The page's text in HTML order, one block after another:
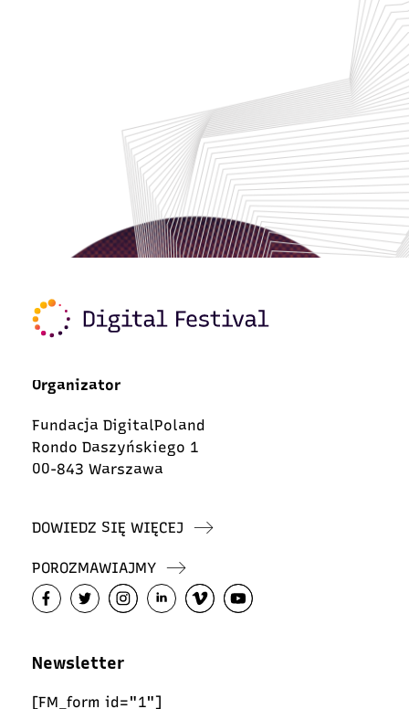
Organizator
Fundacja DigitalPoland
Rondo Daszyńskiego 1
00-843 Warszawa
DOWIEDZ SIĘ WIĘCEJ
POROZMAWIAJMY
Newsletter
[FM_form id="1"]